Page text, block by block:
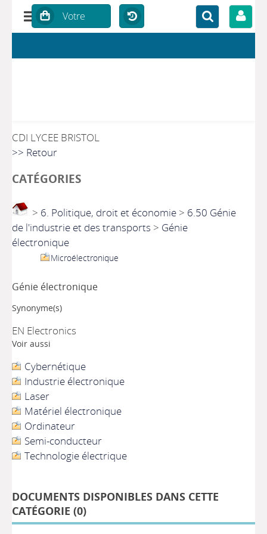
CDI LYCEE BRISTOL
>> Retour
CATÉGORIES
> 6. Politique, droit et économie > 6.50 Génie
de l'industrie et des transports > Génie
électronique
Microélectronique
Génie électronique
Synonyme(s)
EN Electronics
Voir aussi
Cybernétique
Industrie électronique
Laser
Matériel électronique
Ordinateur
Semi-conducteur
Technologie électrique
DOCUMENTS DISPONIBLES DANS CETTE
CATÉGORIE (0)